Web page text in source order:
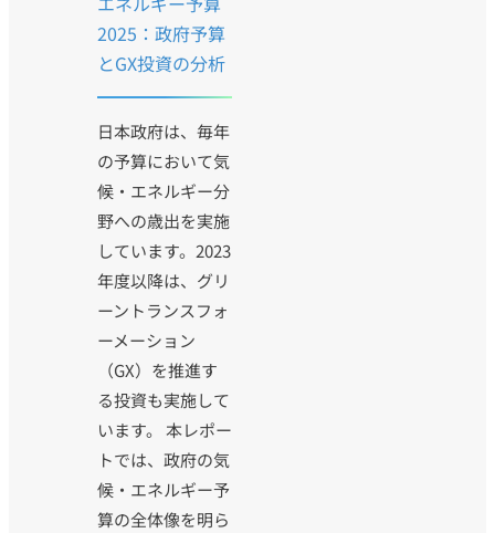
2025：政府予算
とGX投資の分析
日本政府は、毎年
の予算において気
候・エネルギー分
野への歳出を実施
しています。2023
年度以降は、グリ
ーントランスフォ
ーメーション
（GX）を推進す
る投資も実施して
います。 本レポー
トでは、政府の気
候・エネルギー予
算の全体像を明ら